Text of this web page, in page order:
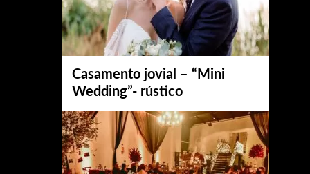
Casamento jovial – “Mini
Wedding”- rústico